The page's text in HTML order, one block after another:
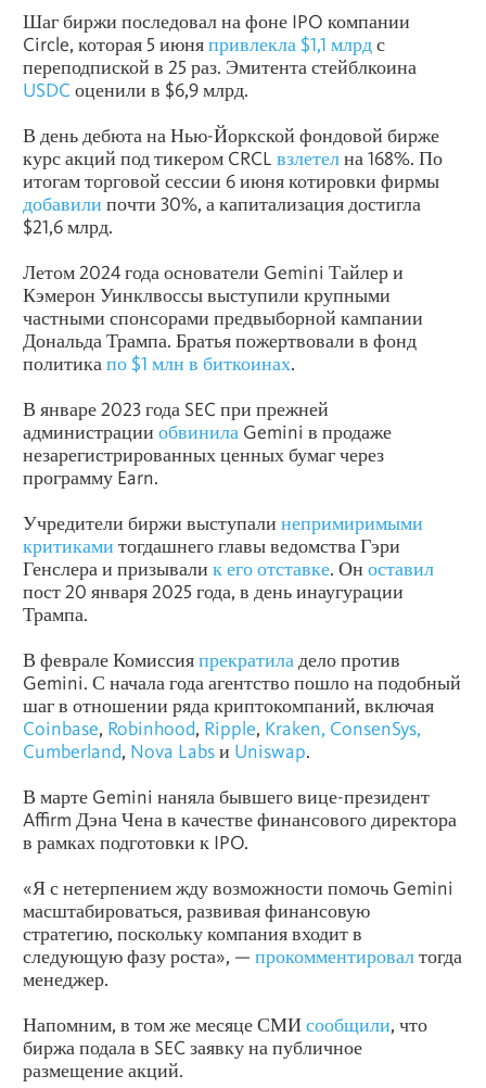
Шаг биржи последовал на фоне IPO компании
Circle, которая 5 июняпривлекла $1,1 млрдс
переподпиской в 25 раз. Эмитента стейблкоина
USDCоценили в $6,9 млрд.
В день дебюта на Нью-Йоркской фондовой бирже
курс акций под тикером CRCL взлетелна 168%. По
итогам торговой сессии 6 июня котировки фирмы
добавили почти 30%, а капитализация достигла
$21,6 млрд.
Летом 2024 года основатели Gemini Тайлер и
Кэмерон Уинклвоссы выступили крупными
частными спонсорами предвыборной кампании
Дональда Трампа. Братья пожертвовали в фонд
политика по $1 млн в биткоинах.
В январе 2023 года SEC при прежней
администрации обвинила Gemini в продаже
незарегистрированных ценных бумаг через
программу Earn.
Учредители биржи выступали непримиримыми
критиками тогдашнего главы ведомства Гэри
Генслера и призывали к его отставке. Он оставил
пост 20 января 2025 года, в день инаугурации
Трампа.
В феврале Комиссияпрекратила дело против
Gemini. С начала года агентство пошло на подобный
шаг в отношении ряда криптокомпаний, включая
Coinbase, Robinhood, Ripple, Kraken, ConsenSys,
Cumberland, Nova Labsи Uniswap.
В марте Gemini наняла бывшего вице-президент
Affirm Дэна Чена в качестве финансового директора
в рамках подготовки к IPO.
«Я с нетерпением жду возможности помочь Gemini
масштабироваться, развивая финансовую
стратегию, поскольку компания входит в
следующую фазу роста», — прокомментировалтогда
менеджер.
Напомним, в том же месяце СМИсообщили, что
биржа подала в SEC заявку на публичное
размещение акций.